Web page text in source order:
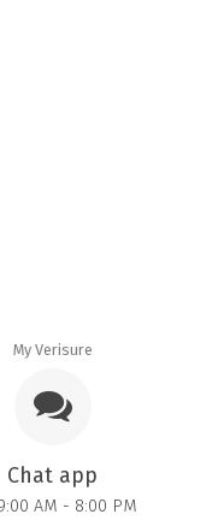
My Verisure
Chat app
AM - 8:00 PM